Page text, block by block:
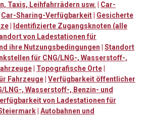
Taxis, Leihfahrrädern usw.
Car-
Car-Sharing-Verfügbarkeit
Gesicherte
Identifizierte Zugangsknoten (alle
von Ladestationen für
ihre Nutzungsbedingungen
Standort
für CNG/LNG-, Wasserstoff-,
Topografische Orte
Fahrzeuge Verfügbarkeit öffentlicher
LNG-, Wasserstoff-, Benzin- und
von Ladestationen für
Autobahnen und